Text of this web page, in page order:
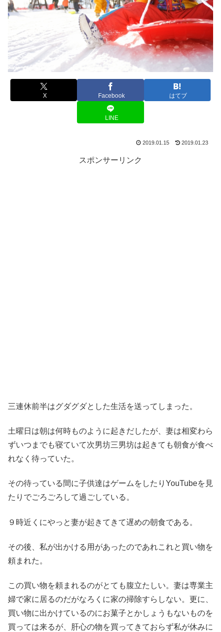
X Facebook はてブ
LINE
2019.01.15 2019.01.23
スポンサーリンク
三連休前半はグダグダとした生活を送ってしまった。
土曜日は朝は何時ものように起きだしたが、妻は相変わら
ずいつまでも寝ていて次男坊三男坊は起きても朝食が食べ
れなく待っていた。
その待っている間に子供達はゲームをしたりYouTubeを見
たりでごろごろして過ごしている。
９時近くにやっと妻が起きてきて遅めの朝食である。
その後、私が出かける用があったのであれこれと買い物を
頼まれた。
この買い物を頼まれるのがとても腹立たしい。妻は専業主
婦で家に居るのだがなろくに家の掃除すらしない。更に、
買い物に出かけているのにお菓子とかしょうもないものを
買っては来るが、肝心の物を買ってきておらず私が休みに